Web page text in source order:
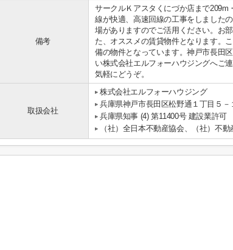
備考
サークルＫアスタくにづか店まで
線が快適、高速回線の工事をしました
場がありますのでご活用ください。お
た、オススメの賃貸物件となります。
備の物件となっています。神戸市長田
い株式会社エルフォーハウジングへご
気軽にどうぞ。
取扱会社
株式会社エルフォーハウジング
兵庫県神戸市長田区松野通１丁目５
兵庫県知事 (4) 第11400号 建設業許
（社）全日本不動産協会、（社）不